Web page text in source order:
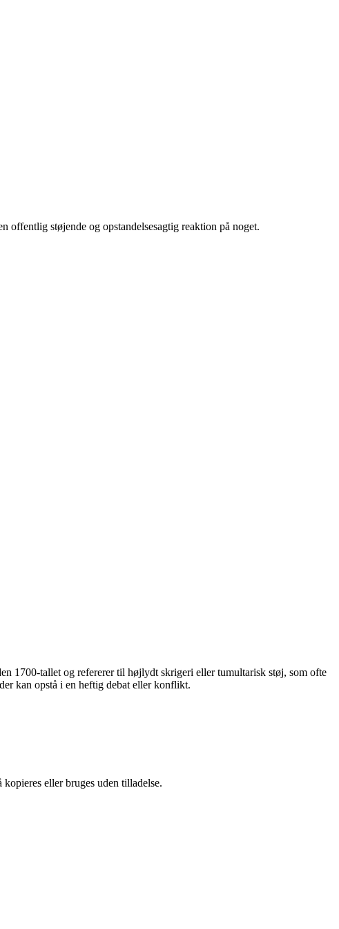
støjende og opstandelsesagtig reaktion på noget.
1700-tallet og refererer til højlydt skrigeri eller tumultarisk støj, som ofte
kan opstå i en heftig debat eller konflikt.
eller bruges uden tilladelse.